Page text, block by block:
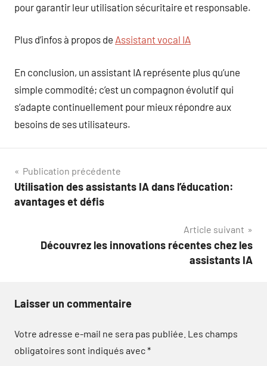
pour garantir leur utilisation sécuritaire et responsable.
Plus d’infos à propos de Assistant vocal IA
En conclusion, un assistant IA représente plus qu’une
simple commodité; c’est un compagnon évolutif qui
s’adapte continuellement pour mieux répondre aux
besoins de ses utilisateurs.
Navigation
de
Publication précédente
Utilisation des assistants IA dans l’éducation:
avantages et défis
Article suivant
Découvrez les innovations récentes chez les
assistants IA
Laisser un commentaire
Votre adresse e-mail ne sera pas publiée. Les champs
obligatoires sont indiqués avec*